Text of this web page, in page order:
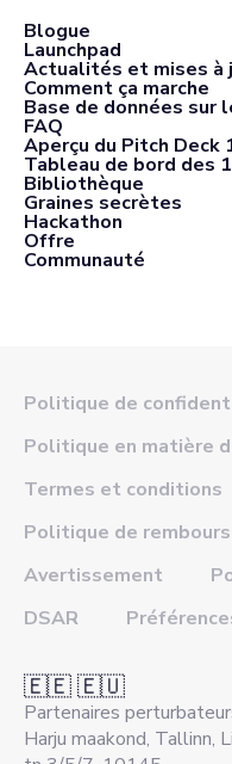
Blogue
Launchpad
Actualités et mises à
Comment ça marche
Base de données sur
FAQ
Aperçu du Pitch Deck
Tableau de bord des
Bibliothèque
Graines secrètes
Hackathon
Offre
Communauté
Politique de
Politique en matière
Termes et conditions
Politique de
Avertissement
DSAR
🇪🇪 🇪🇺
Partenaires
Harju maakond, Tallinn,